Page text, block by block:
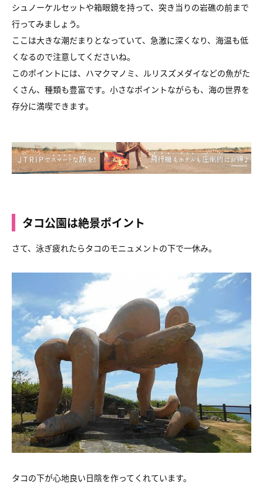
シュノーケルセットや箱眼鏡を持って、突き当りの岩礁の前まで
行ってみましょう。
ここは大きな潮だまりとなっていて、急激に深くなり、海温も低
くなるので注意してくださいね。
このポイントには、ハマクマノミ、ルリスズメダイなどの魚がた
くさん、種類も豊富です。小さなポイントながらも、海の世界を
存分に満喫できます。
タコ公園は絶景ポイント
さて、泳ぎ疲れたらタコのモニュメントの下で一休み。
タコの下が心地良い日陰を作ってくれています。